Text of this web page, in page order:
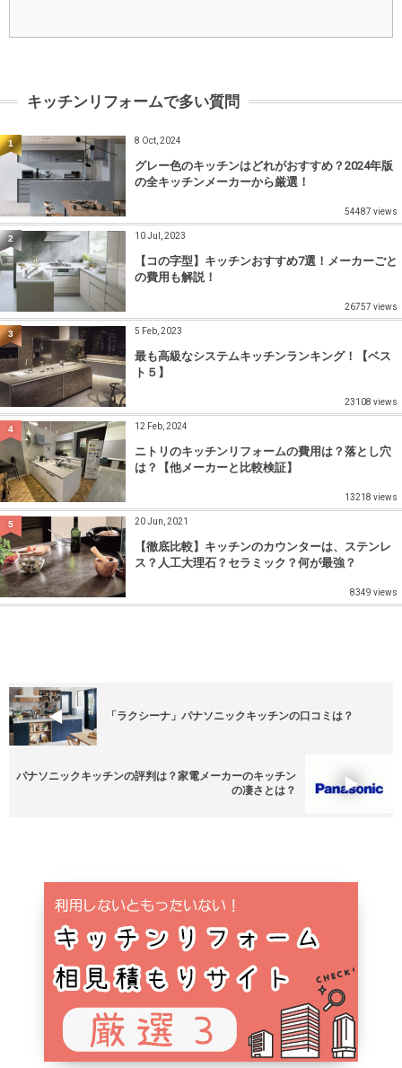
キッチンリフォームで多い質問
8 Oct, 2024
グレー色のキッチンはどれがおすすめ？2024年版
の全キッチンメーカーから厳選！
54487 views
1
10 Jul, 2023
【コの字型】キッチンおすすめ7選！メーカーごと
の費用も解説！
26757 views
2
5 Feb, 2023
最も高級なシステムキッチンランキング！【ベス
ト５】
23108 views
3
12 Feb, 2024
ニトリのキッチンリフォームの費用は？落とし穴
は？【他メーカーと比較検証】
13218 views
4
20 Jun, 2021
【徹底比較】キッチンのカウンターは、ステンレ
ス？人工大理石？セラミック？何が最強？
8349 views
5
「ラクシーナ」パナソニックキッチンの口コミは？
パナソニックキッチンの評判は？家電メーカーのキッチン
の凄さとは？